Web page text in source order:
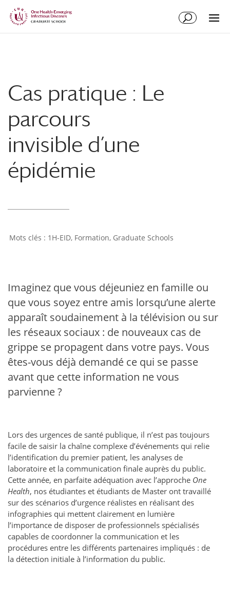
contenu
Cas pratique : Le
parcours
invisible d’une
épidémie
1H-EID, Formation, Graduate Schools
Imaginez que vous déjeuniez en famille ou
que vous soyez entre amis lorsqu’une alerte
apparaît soudainement à la télévision ou sur
les réseaux sociaux : de nouveaux cas de
grippe se propagent dans votre pays. Vous
êtes-vous déjà demandé ce qui se passe
avant que cette information ne vous
parvienne ?
Lors des urgences de santé publique, il n’est pas toujours
facile de saisir la chaîne complexe d’événements qui relie
l’identification du premier patient, les analyses de
laboratoire et la communication finale auprès du public.
Cette année, en parfaite adéquation avec l’approche One
Health, nos étudiantes et étudiants de Master ont travaillé
sur des scénarios d’urgence réalistes en réalisant des
infographies qui mettent clairement en lumière
l’importance de disposer de professionnels spécialisés
capables de coordonner la communication et les
procédures entre les différents partenaires impliqués : de
la détection initiale à l’information du public.